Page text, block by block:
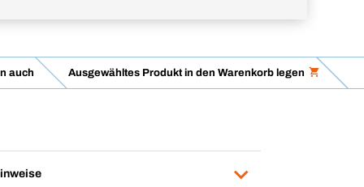
auch Ausgewähltes Produkt in den Warenkorb legen